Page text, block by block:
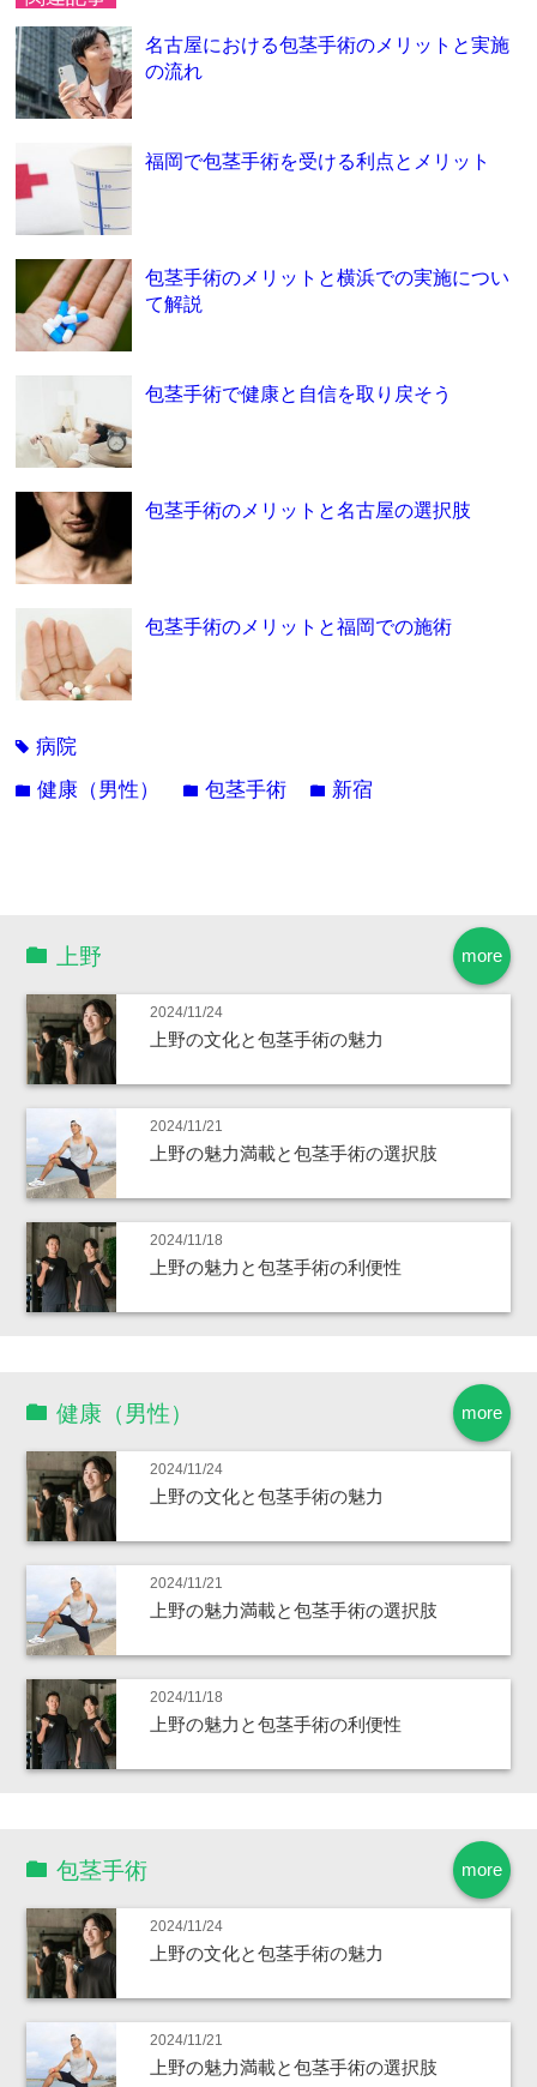
名古屋における包茎手術のメリットと実施
の流れ
福岡で包茎手術を受ける利点とメリット
包茎手術のメリットと横浜での実施につい
て解説
包茎手術で健康と自信を取り戻そう
包茎手術のメリットと名古屋の選択肢
包茎手術のメリットと福岡での施術
tag病院
folder健康（男性） folder包茎手術 folder 新宿
more
上野
2024/11/24
上野の文化と包茎手術の魅力
2024/11/21
上野の魅力満載と包茎手術の選択肢
2024/11/18
上野の魅力と包茎手術の利便性
more
健康（男性）
2024/11/24
上野の文化と包茎手術の魅力
2024/11/21
上野の魅力満載と包茎手術の選択肢
2024/11/18
上野の魅力と包茎手術の利便性
more
包茎手術
2024/11/24
上野の文化と包茎手術の魅力
2024/11/21
上野の魅力満載と包茎手術の選択肢